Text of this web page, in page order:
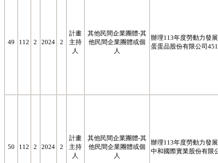
49 112 2 2024 2
計畫
主持
人
其他民間企業團體-其
他民間企業團體或個
人
辦理113年度勞動力發
蛋蛋品股份有限公司
50 112 2 2024 2
計畫
主持
人
其他民間企業團體-其
他民間企業團體或個
人
辦理113年度勞動力發
中和國際實業股份有限